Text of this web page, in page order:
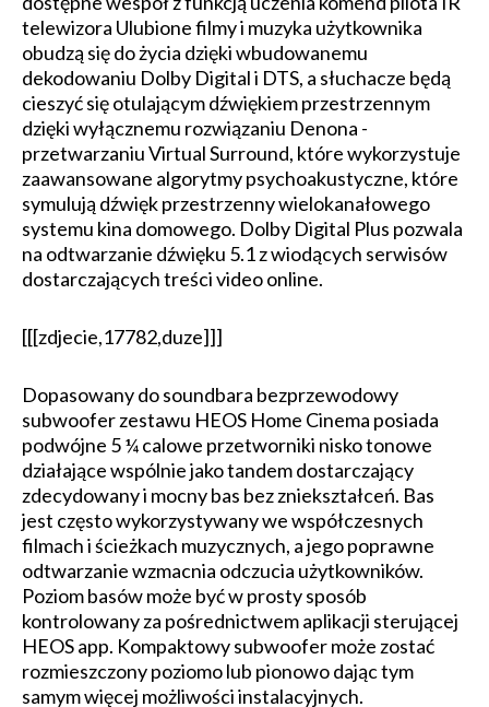
telewizora Ulubione filmy i muzyka użytkownika
obudzą się do życia dzięki wbudowanemu
dekodowaniu Dolby Digital i DTS, a słuchacze będą
cieszyć się otulającym dźwiękiem przestrzennym
dzięki wyłącznemu rozwiązaniu Denona -
przetwarzaniu Virtual Surround, które wykorzystuje
zaawansowane algorytmy psychoakustyczne, które
symulują dźwięk przestrzenny wielokanałowego
systemu kina domowego. Dolby Digital Plus pozwala
na odtwarzanie dźwięku 5.1 z wiodących serwisów
dostarczających treści video online.
[[[zdjecie,17782,duze]]]
Dopasowany do soundbara bezprzewodowy
subwoofer zestawu HEOS Home Cinema posiada
podwójne 5 ¼ calowe przetworniki nisko tonowe
działające wspólnie jako tandem dostarczający
zdecydowany i mocny bas bez zniekształceń. Bas
jest często wykorzystywany we współczesnych
filmach i ścieżkach muzycznych, a jego poprawne
odtwarzanie wzmacnia odczucia użytkowników.
Poziom basów może być w prosty sposób
kontrolowany za pośrednictwem aplikacji sterującej
HEOS app. Kompaktowy subwoofer może zostać
rozmieszczony poziomo lub pionowo dając tym
samym więcej możliwości instalacyjnych.